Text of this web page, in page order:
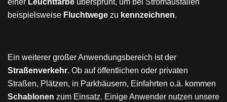
einer Leuchtfarbe übersprüht, um bei Stromausfällen
beispielsweise Fluchtwege zu kennzeichnen.
Ein weiterer großer Anwendungsbereich ist der
Straßenverkehr. Ob auf öffentlichen oder privaten
Straßen, Plätzen, in Parkhäusern, Einfahrten o.ä. kommen
Schablonen zum Einsatz. Einige Anwender nutzen unsere